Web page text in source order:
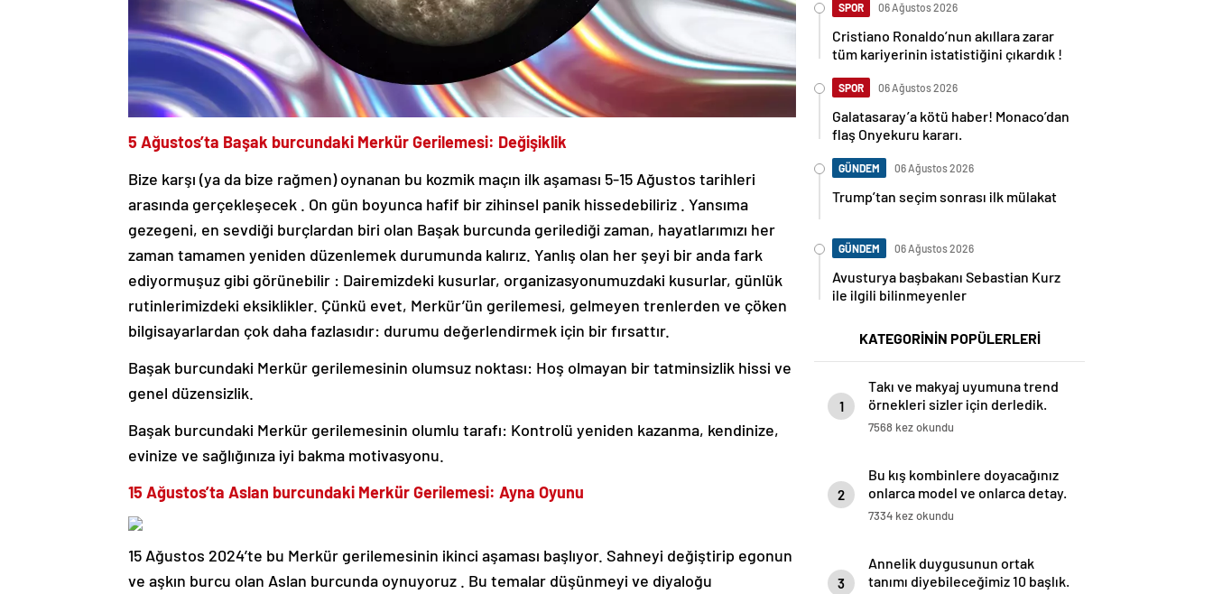
5 Ağustos’ta Başak burcundaki Merkür Gerilemesi: Değişiklik
Bize karşı (ya da bize rağmen) oynanan bu kozmik maçın ilk aşaması 5-15 Ağustos tarihleri ​​
arasında gerçekleşecek . On gün boyunca hafif bir zihinsel panik hissedebiliriz . Yansıma
gezegeni, en sevdiği burçlardan biri olan Başak burcunda gerilediği zaman, hayatlarımızı her
zaman tamamen yeniden düzenlemek durumunda kalırız. Yanlış olan her şeyi bir anda fark
ediyormuşuz gibi görünebilir : Dairemizdeki kusurlar, organizasyonumuzdaki kusurlar, günlük
rutinlerimizdeki eksiklikler. Çünkü evet, Merkür’ün gerilemesi, gelmeyen trenlerden ve çöken
bilgisayarlardan çok daha fazlasıdır: durumu değerlendirmek için bir fırsattır.
Başak burcundaki Merkür gerilemesinin olumsuz noktası: Hoş olmayan bir tatminsizlik hissi ve
genel düzensizlik.
Başak burcundaki Merkür gerilemesinin olumlu tarafı: Kontrolü yeniden kazanma, kendinize,
evinize ve sağlığınıza iyi bakma motivasyonu.
15 Ağustos’ta Aslan burcundaki Merkür Gerilemesi: Ayna Oyunu
15 Ağustos 2024’te bu Merkür gerilemesinin ikinci aşaması başlıyor. Sahneyi değiştirip egonun
ve aşkın burcu olan Aslan burcunda oynuyoruz . Bu temalar düşünmeyi ve diyaloğu
SPOR 06 Ağustos 2026
Cristiano Ronaldo’nun akıllara zarar
tüm kariyerinin istatistiğini çıkardık !
SPOR 06 Ağustos 2026
Galatasaray’a kötü haber! Monaco’dan
flaş Onyekuru kararı.
GÜNDEM 06 Ağustos 2026
Trump’tan seçim sonrası ilk mülakat
GÜNDEM 06 Ağustos 2026
Avusturya başbakanı Sebastian Kurz
ile ilgili bilinmeyenler
KATEGORİNİN POPÜLERLERİ
1
Takı ve makyaj uyumuna trend
örnekleri sizler için derledik.
7568 kez okundu
2
Bu kış kombinlere doyacağınız
onlarca model ve onlarca detay.
7334 kez okundu
3
Annelik duygusunun ortak
tanımı diyebileceğimiz 10 başlık.